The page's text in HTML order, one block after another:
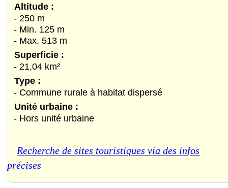
Altitude :
- 250 m
- Min. 125 m
- Max. 513 m
Superficie :
- 21,04 km²
Type :
- Commune rurale à habitat dispersé
Unité urbaine :
- Hors unité urbaine
Recherche de sites touristiques via des infos
précises